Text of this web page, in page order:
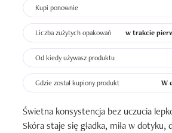
Kupi ponownie
Liczba zużytych opakowań w trakcie
Od kiedy używasz produktu
Gdzie został kupiony produkt W
Świetna konsystencja bez uczucia
Skóra staje się gładka, miła w dotyku,